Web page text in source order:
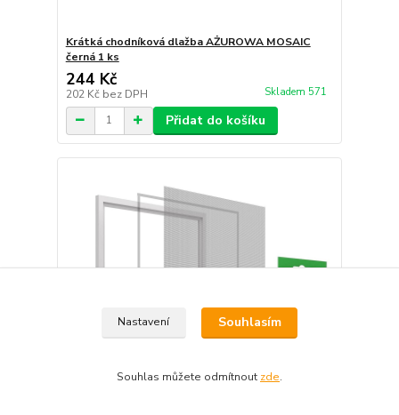
Krátká chodníková dlažba AŻUROWA MOSAIC
černá 1 ks
244 Kč
202 Kč bez DPH Skladem 571
Přidat do košíku
Nastavení Souhlasím
Souhlas můžete odmítnout zde.